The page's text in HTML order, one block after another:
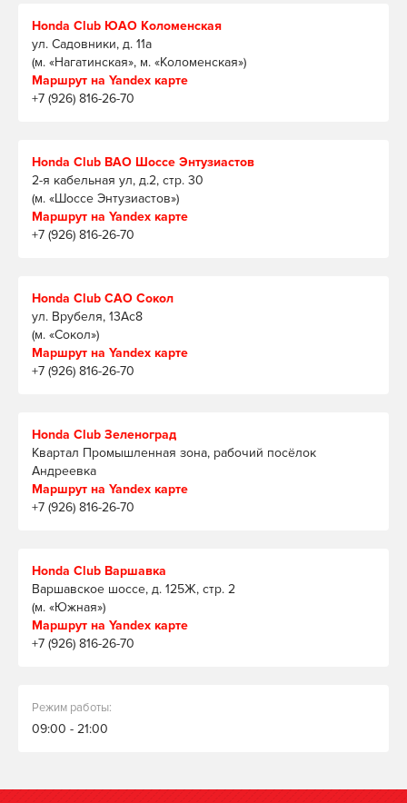
Honda Club ЮАО Коломенская
ул. Садовники, д. 11а
(м. «Нагатинская», м. «Коломенская»)
Маршрут на Yandex карте
+7 (926) 816-26-70
Honda Club ВАО Шоссе Энтузиастов
2-я кабельная ул, д.2, стр. 30
(м. «Шоссе Энтузиастов»)
Маршрут на Yandex карте
+7 (926) 816-26-70
Honda Club САО Сокол
ул. Врубеля, 13Ас8
(м. «Сокол»)
Маршрут на Yandex карте
+7 (926) 816-26-70
Honda Club Зеленоград
Квартал Промышленная зона, рабочий посёлок
Андреевка
Маршрут на Yandex карте
+7 (926) 816-26-70
Honda Club Варшавка
Варшавское шоссе, д. 125Ж, стр. 2
(м. «Южная»)
Маршрут на Yandex карте
+7 (926) 816-26-70
Режим работы:
09:00 - 21:00